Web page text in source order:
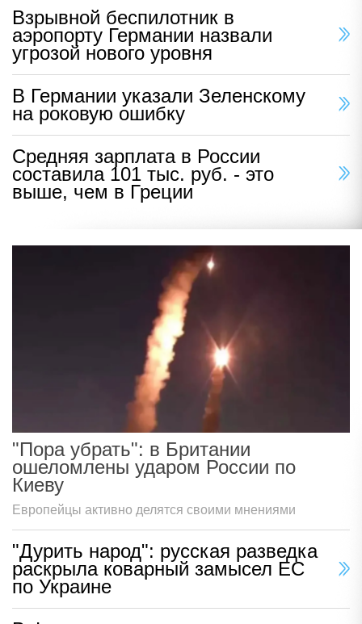
Взрывной беспилотник в
аэропорту Германии назвали
угрозой нового уровня
В Германии указали Зеленскому
на роковую ошибку
Средняя зарплата в России
составила 101 тыс. руб. - это
выше, чем в Греции
"Пора убрать": в Британии
ошеломлены ударом России по
Киеву
Европейцы активно делятся своими мнениями
"Дурить народ": русская разведка
раскрыла коварный замысел ЕС
по Украине